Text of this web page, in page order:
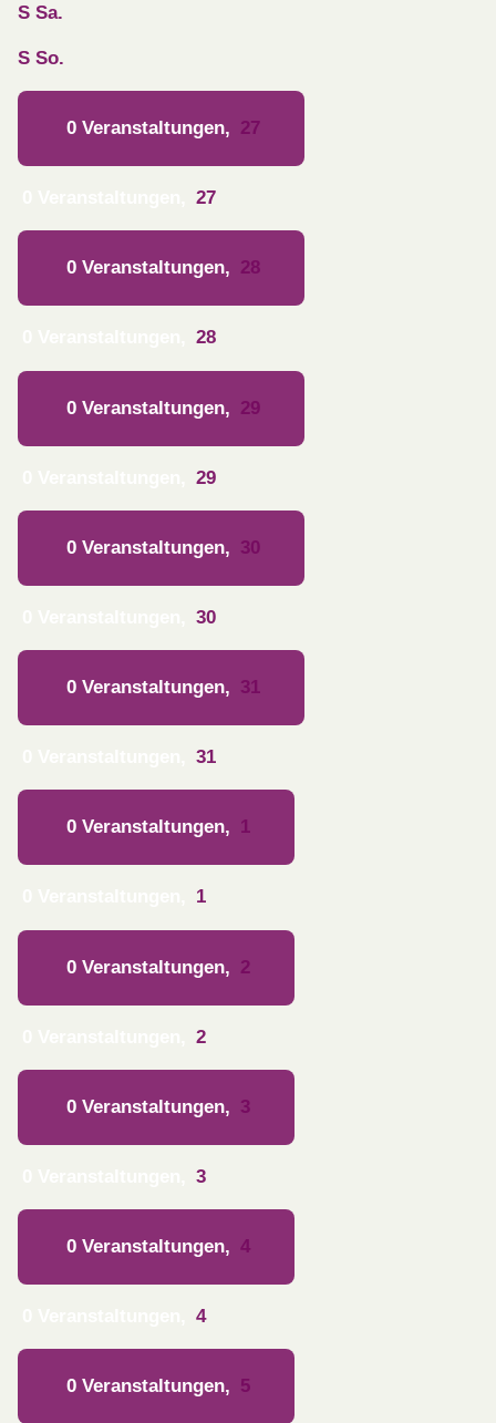
S Sa.
S So.
0 Veranstaltungen, 27
27
0 Veranstaltungen, 28
28
0 Veranstaltungen, 29
29
0 Veranstaltungen, 30
30
0 Veranstaltungen, 31
31
0 Veranstaltungen, 1
1
0 Veranstaltungen, 2
2
0 Veranstaltungen, 3
3
0 Veranstaltungen, 4
4
0 Veranstaltungen, 5